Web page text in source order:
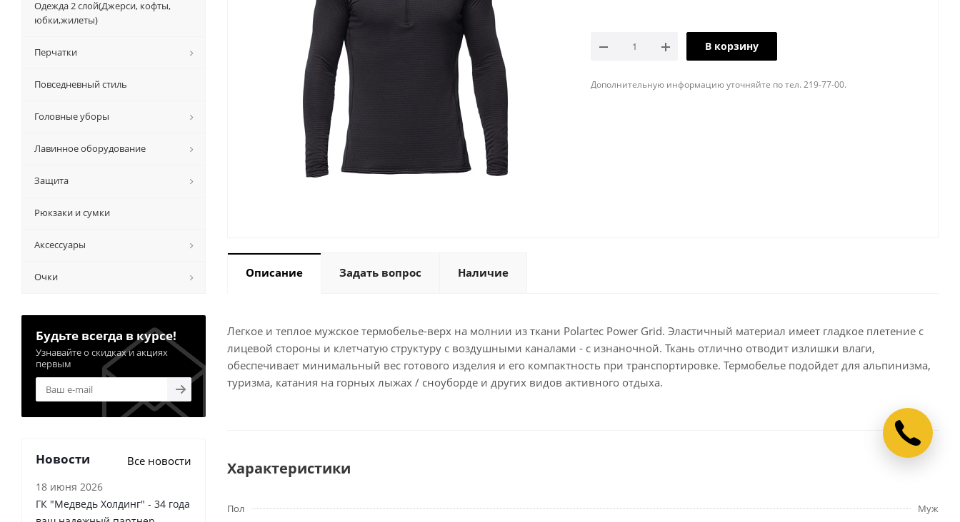
В корзину
Дополнительную информацию уточняйте по тел. 219-77-00.
Описание Задать вопрос Наличие
Легкое и теплое мужское термобелье-верх на молнии из ткани Polartec Power Grid. Эластичный материал имеет гладкое плетение с
лицевой стороны и клетчатую структуру с воздушными каналами - с изнаночной. Ткань отлично отводит излишки влаги,
обеспечивает минимальный вес готового изделия и его компактность при транспортировке. Термобелье подойдет для альпинизма,
туризма, катания на горных лыжах / сноуборде и других видов активного отдыха.
Характеристики
Пол
Муж
Одежда 2 слой(Джерси, кофты,
юбки,жилеты)
Перчатки
Повседневный стиль
Головные уборы
Лавинное оборудование
Защита
Рюкзаки и сумки
Аксессуары
Очки
Будьте всегда в курсе!
Узнавайте о скидках и акциях
первым
Новости Все новости
18 июня 2026
ГК "Медведь Холдинг" - 34 года